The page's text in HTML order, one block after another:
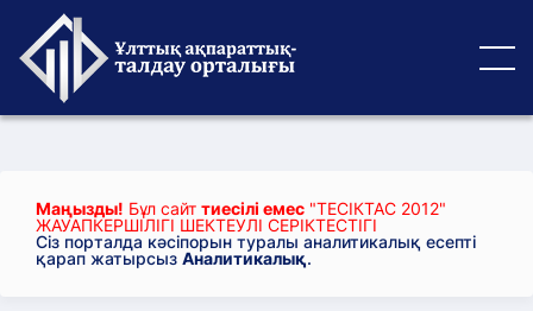
Маңызды! Бұл сайт тиесілі емес "ТЕСІКТАС 2012"
ЖАУАПКЕРШІЛІГІ ШЕКТЕУЛІ СЕРІКТЕСТІГІ
Сіз порталда кәсіпорын туралы аналитикалық есепті
қарап жатырсыз Аналитикалық.